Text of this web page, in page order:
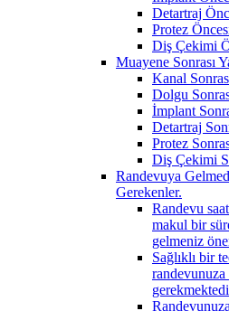
Detartraj
Protez
Diş Çekimi
Muayene Sonrası
Kanal
Dolgu
İmplant
Detartraj
Protez
Diş Çekimi
Randevuya
Gerekenler.
Randevu
makul bir
gelmeniz
Sağlıklı bir